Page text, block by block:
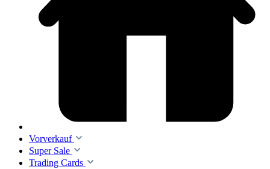
Vorverkauf
Super Sale
Trading Cards